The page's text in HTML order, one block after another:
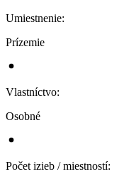
Umiestnenie:
Prízemie
Vlastníctvo:
Osobné
Počet izieb / miestností: